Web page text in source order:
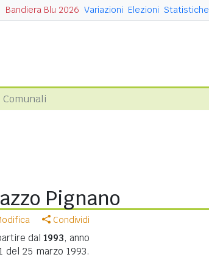
Bandiera Blu 2026 Variazioni Elezioni Statistiche
Pignano
Condividi
dal 1993, anno
del 25 marzo 1993.